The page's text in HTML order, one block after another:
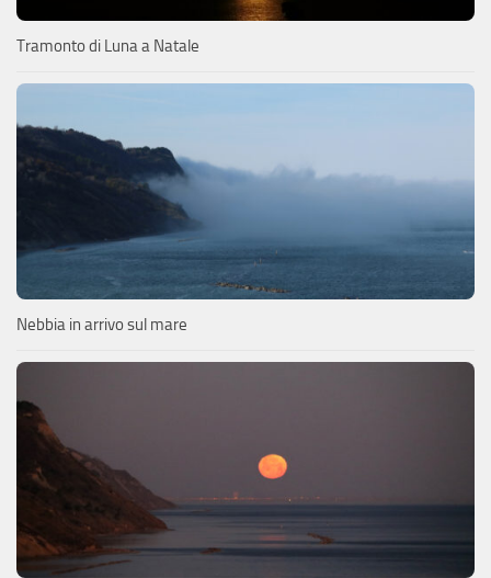
Tramonto di Luna a Natale
Nebbia in arrivo sul mare